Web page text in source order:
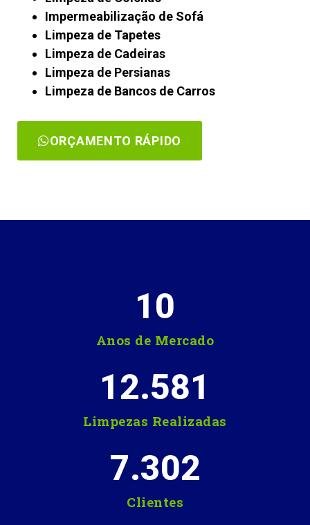
Impermeabilização de Sofá
Limpeza de Tapetes
Limpeza de Cadeiras
Limpeza de Persianas
Limpeza de Bancos de Carros
ORÇAMENTO RÁPIDO
Anos de Mercado
10
Limpezas Realizadas
12.581
Clientes
7.302